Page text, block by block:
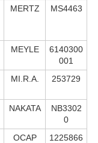
MERTZ MS4463
MEYLE
6140300
001
MI.R.A. 253729
NAKATA
NB3302
0
OCAP 1225866